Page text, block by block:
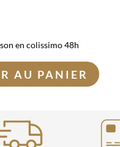
en colissimo 48h
AU PANIER